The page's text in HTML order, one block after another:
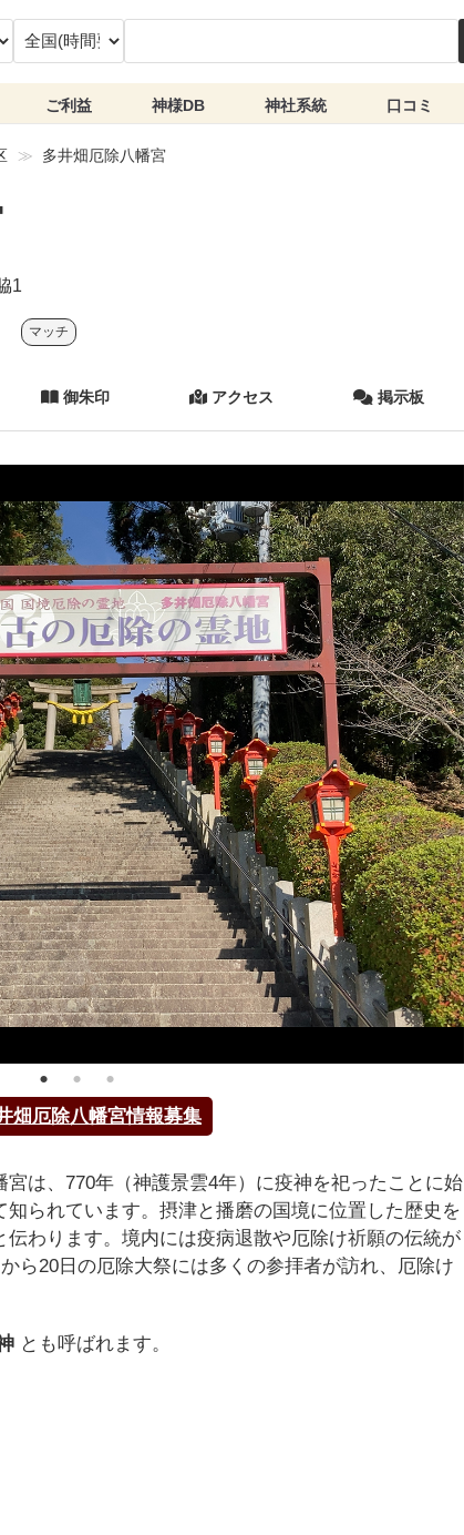
ご利益 神様DB 神社系統 口コミ
多井畑厄除八幡宮
1
マッチ
御朱印 アクセス 掲示板
畑厄除八幡宮情報募集
は、770年（神護景雲4年）に疫神を祀ったことに始
られています。摂津と播磨の国境に位置した歴史を
わります。境内には疫病退散や厄除け祈願の伝統が
ら20日の厄除大祭には多くの参拝者が訪れ、厄除け
とも呼ばれます。